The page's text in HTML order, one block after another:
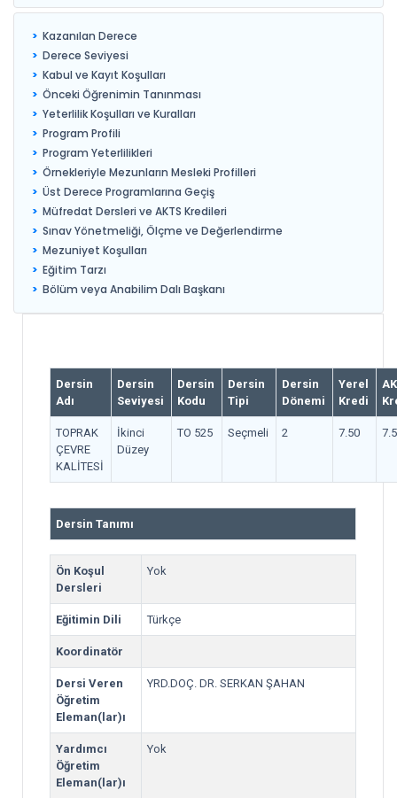
Kazanılan Derece
Derece Seviyesi
Kabul ve Kayıt Koşulları
Önceki Öğrenimin Tanınması
Yeterlilik Koşulları ve Kuralları
Program Profili
Program Yeterlilikleri
Örnekleriyle Mezunların Mesleki Profilleri
Üst Derece Programlarına Geçiş
Müfredat Dersleri ve AKTS Kredileri
Sınav Yönetmeliği, Ölçme ve Değerlendirme
Mezuniyet Koşulları
Eğitim Tarzı
Bölüm veya Anabilim Dalı Başkanı
Dersin
Adı
Dersin
Seviyesi
Dersin
Kodu
Dersin
Tipi
Dersin
Dönemi
Yerel
Kredi
TOPRAK
ÇEVRE
KALİTESİ
İkinci
Düzey
TO 525 Seçmeli 2 7.50
Dersin Tanımı
Ön Koşul
Dersleri
Yok
Eğitimin Dili Türkçe
Koordinatör
Dersi Veren
Öğretim
Eleman(lar)ı
YRD.DOÇ. DR. SERKAN ŞAHAN
Yardımcı
Öğretim
Eleman(lar)ı
Yok